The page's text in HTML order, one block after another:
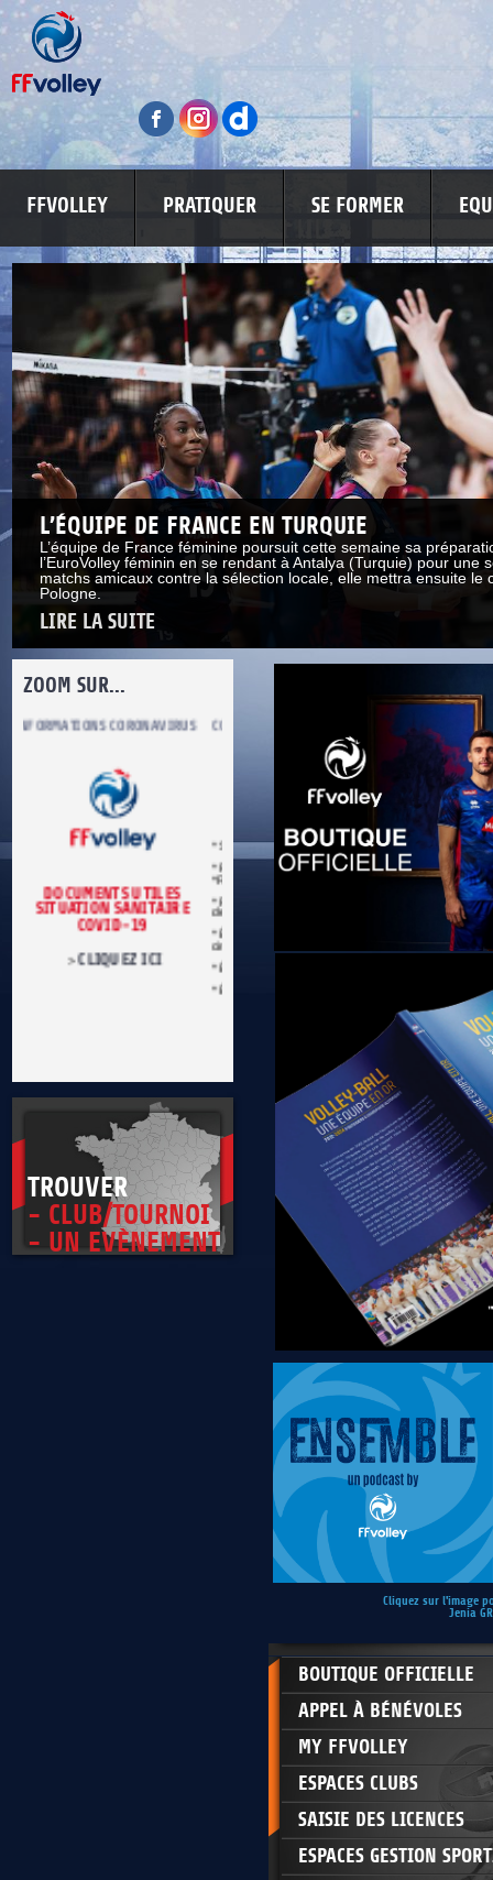
FFVOLLEY PRATIQUER SE FORMER
L’ÉQUIPE DE FRANCE EN TURQUIE
L’équipe de France féminine poursuit cette semaine sa
l’EuroVolley féminin en se rendant à Antalya (Turquie) pour une
matchs amicaux contre la sélection locale, elle mettra ensuite le
Pologne.
LIRE LA SUITE
ZOOM SUR...
COMITÉ DU FAIR PLAY
* Se conformer aux règles du jeu.
*Respecter adversaires et partenaires.
* Refuser toute forme de violence et
de tricherie.
* Être maître de soi en toutes
* Être loyal dans le sport et dans la vie.
* Être exemplaire, généreux et tolérant
MA PETITE
TROUVER
- CLUB/TOURNOI
- UN EVÈNEMENT
Cliquez sur l'image
Jenia
BOUTIQUE OFFICIELLE
APPEL À BÉNÉVOLES
MY FFVOLLEY
ESPACES CLUBS
SAISIE DES LICENCES
ESPACES GESTION